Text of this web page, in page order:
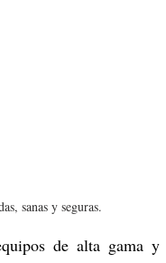
sanas y seguras.
de alta gama